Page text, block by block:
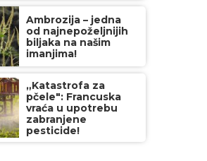
Ambrozija – jedna
od najnepoželjnijih
biljaka na našim
imanjima!
„Katastrofa za
pčele": Francuska
vraća u upotrebu
zabranjene
pesticide!